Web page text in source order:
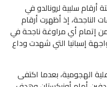
سلبية لرونالدو في
الناجحة، إذ أظهرت أرقام
إتمام أي مراوغة ناجحة في
إسبانيا التي شهدت وداع
الهجومية، بعدما اكتفى